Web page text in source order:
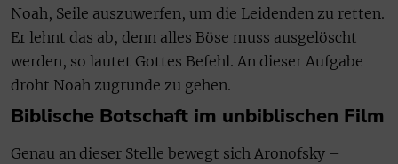
Noah, Seile auszuwerfen, um die Leidenden zu retten.
Er lehnt das ab, denn alles Böse muss ausgelöscht
werden, so lautet Gottes Befehl. An dieser Aufgabe
droht Noah zugrunde zu gehen.
Biblische Botschaft im unbiblischen Film
Genau an dieser Stelle bewegt sich Aronofsky –